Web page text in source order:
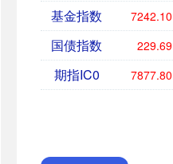
基金指数 7242.10
国债指数 229.69
期指IC0 7877.80